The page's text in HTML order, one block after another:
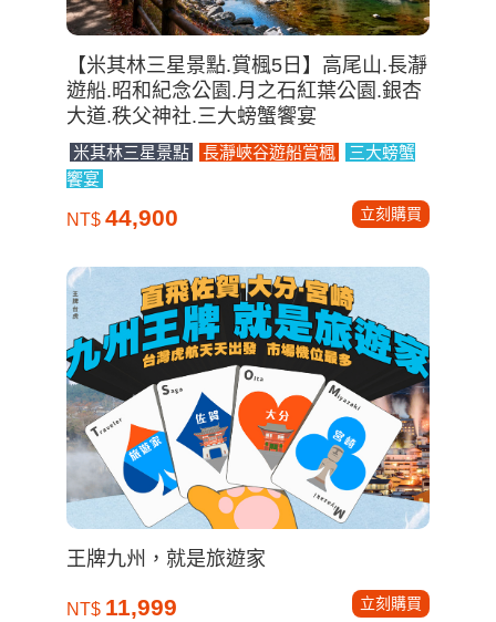
【米其林三星景點.賞楓5日】高尾山.長瀞
遊船.昭和紀念公園.月之石紅葉公園.銀杏
大道.秩父神社.三大螃蟹饗宴
米其林三星景點 長瀞峽谷遊船賞楓
三大螃蟹
饗宴
NT$ 44,900 立刻購買
王牌九州，就是旅遊家
NT$ 11,999 立刻購買